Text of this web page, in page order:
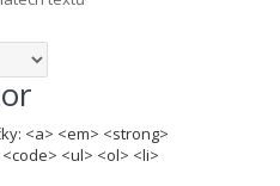
<a> <em> <strong>
<ul> <ol> <li>